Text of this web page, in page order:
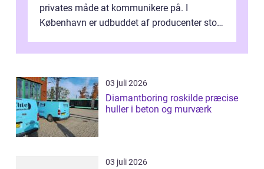
privates måde at kommunikere på. I
København er udbuddet af producenter stort,
inti...
03 juli 2026
Diamantboring roskilde præcise
huller i beton og murværk
03 juli 2026